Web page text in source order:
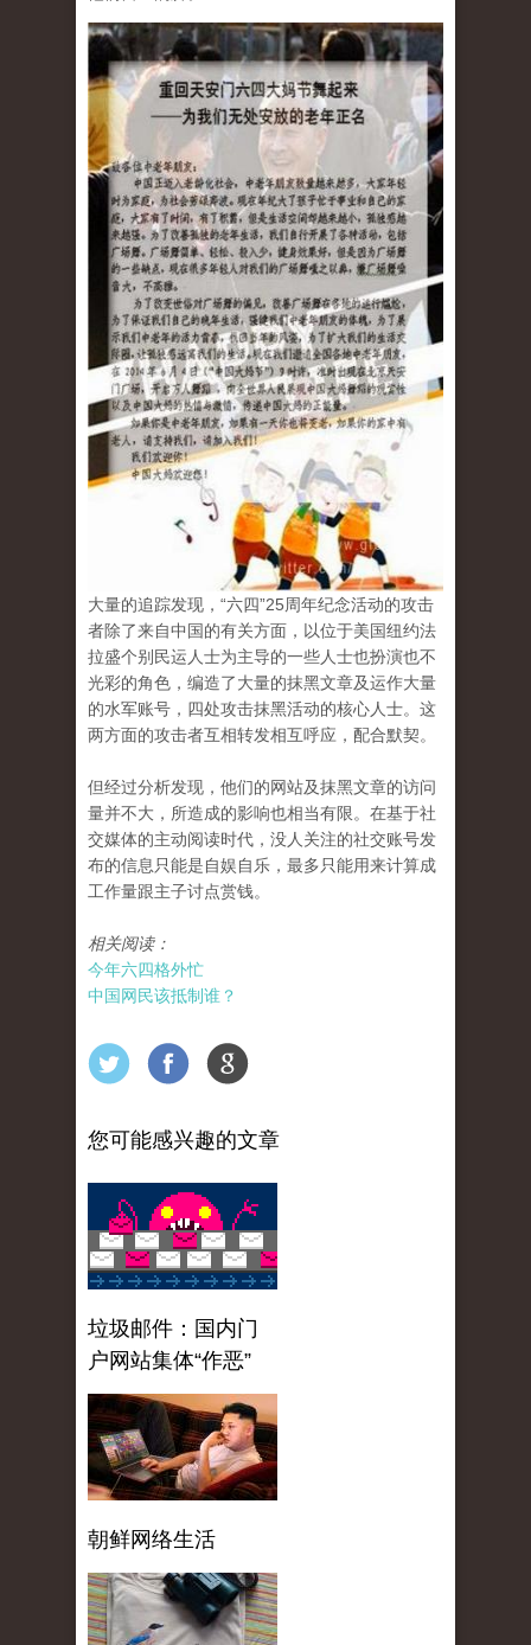
大量的追踪发现，“六四”25周年纪念活动的攻击
者除了来自中国的有关方面，以位于美国纽约法
拉盛个别民运人士为主导的一些人士也扮演也不
光彩的角色，编造了大量的抹黑文章及运作大量
的水军账号，四处攻击抹黑活动的核心人士。这
两方面的攻击者互相转发相互呼应，配合默契。
但经过分析发现，他们的网站及抹黑文章的访问
量并不大，所造成的影响也相当有限。在基于社
交媒体的主动阅读时代，没人关注的社交账号发
布的信息只能是自娱自乐，最多只能用来计算成
工作量跟主子讨点赏钱。
相关阅读：
今年六四格外忙
中国网民该抵制谁？
您可能感兴趣的文章
垃圾邮件：国内门
户网站集体“作恶”
朝鲜网络生活